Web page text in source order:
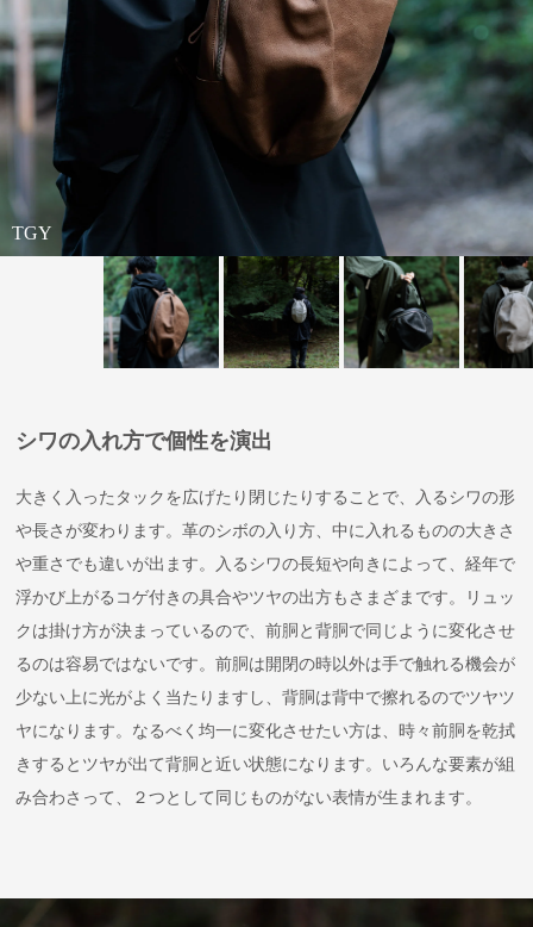
TGY
EGP
BK
EGP
シワの入れ方で個性を演出
大きく入ったタックを広げたり閉じたりすることで、入るシワの形
や長さが変わります。革のシボの入り方、中に入れるものの大きさ
や重さでも違いが出ます。入るシワの長短や向きによって、経年で
浮かび上がるコゲ付きの具合やツヤの出方もさまざまです。リュッ
クは掛け方が決まっているので、前胴と背胴で同じように変化させ
るのは容易ではないです。前胴は開閉の時以外は手で触れる機会が
少ない上に光がよく当たりますし、背胴は背中で擦れるのでツヤツ
ヤになります。なるべく均一に変化させたい方は、時々前胴を乾拭
きするとツヤが出て背胴と近い状態になります。いろんな要素が組
み合わさって、２つとして同じものがない表情が生まれます。